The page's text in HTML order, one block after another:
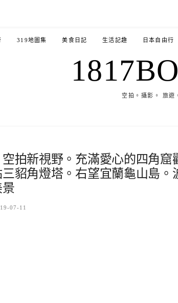
319地圖集 美食日記 生活記趣 日本自由行
空拍。攝影。 旅遊
空拍新視野。充滿愛心的四角
貂角燈塔。右望宜蘭龜山島。
07-11